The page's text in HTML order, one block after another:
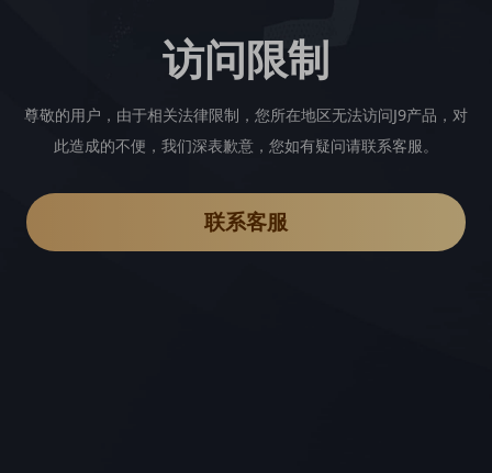
访问限制
尊敬的用户，由于相关法律限制，您所在地区无法访问J9产品，对
此造成的不便，我们深表歉意，您如有疑问请联系客服。
联系客服